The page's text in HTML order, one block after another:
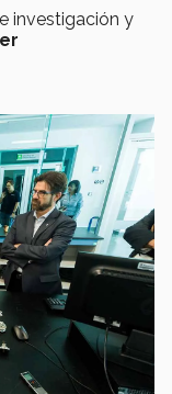
investigación y